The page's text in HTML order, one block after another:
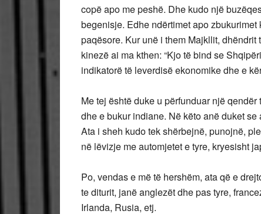
copë apo me peshë. Dhe kudo një
begenisje. Edhe ndërtimet apo
paqësore. Kur unë i them Majkllit,
kinezë ai ma kthen: “Kjo të bind se
indikatorë të leverdisë ekonomike dhe e
Me tej është duke u përfunduar një
dhe e bukur indiane. Në këto anë duket
Ata i sheh kudo tek shërbejnë, punojnë,
në lëvizje me automjetet e tyre, kryesisht
Po, vendas e më të hershëm, ata që e
te diturit, janë anglezët dhe pas tyre,
Irlanda, Rusia, etj.